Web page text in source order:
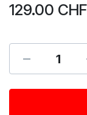
129.00 CHF